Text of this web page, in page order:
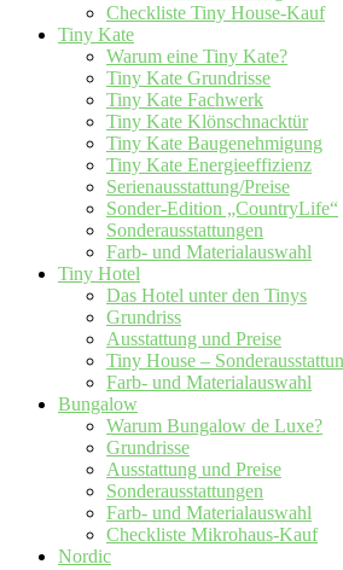
Checkliste Tiny House-Kauf
Tiny Kate
Warum eine Tiny Kate?
Tiny Kate Grundrisse
Tiny Kate Fachwerk
Tiny Kate Klönschnacktür
Tiny Kate Baugenehmigung
Tiny Kate Energieeffizienz
Serienausstattung/Preise
Sonder-Edition „CountryLife“
Sonderausstattungen
Farb- und Materialauswahl
Tiny Hotel
Das Hotel unter den Tinys
Grundriss
Ausstattung und Preise
Tiny House –
Farb- und Materialauswahl
Bungalow
Warum Bungalow de Luxe?
Grundrisse
Ausstattung und Preise
Sonderausstattungen
Farb- und Materialauswahl
Checkliste Mikrohaus-Kauf
Nordic